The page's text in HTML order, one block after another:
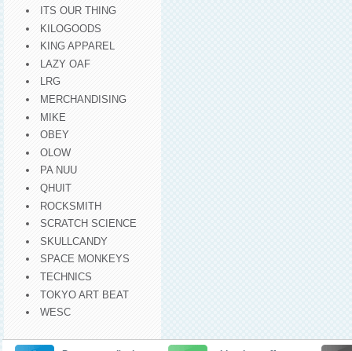
ITS OUR THING
KILOGOODS
KING APPAREL
LAZY OAF
LRG
MERCHANDISING
MIKE
OBEY
OLOW
PA NUU
QHUIT
ROCKSMITH
SCRATCH SCIENCE
SKULLCANDY
SPACE MONKEYS
TECHNICS
TOKYO ART BEAT
WESC